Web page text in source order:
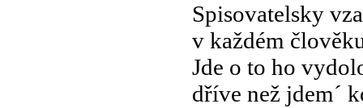
Spisovatelsky
v každém
Jde o to ho
dříve než jdem´